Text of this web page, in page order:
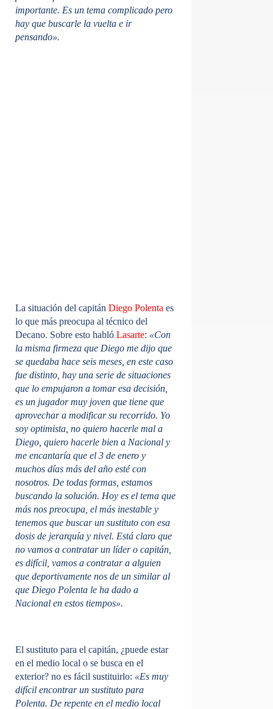
importante. Es un tema complicado pero
hay que buscarle la vuelta e ir
pensando».
La situación del capitán Diego Polenta es
lo que más preocupa al técnico del
Decano. Sobre esto habló Lasarte: «Con
la misma firmeza que Diego me dijo que
se quedaba hace seis meses, en este caso
fue distinto, hay una serie de situaciones
que lo empujaron a tomar esa decisión,
es un jugador muy joven que tiene que
aprovechar a modificar su recorrido. Yo
soy optimista, no quiero hacerle mal a
Diego, quiero hacerle bien a Nacional y
me encantaría que el 3 de enero y
muchos días más del año esté con
nosotros. De todas formas, estamos
buscando la solución. Hoy es el tema que
más nos preocupa, el más inestable y
tenemos que buscar un sustituto con esa
dosis de jerarquía y nivel. Está claro que
no vamos a contratar un líder o capitán,
es difícil, vamos a contratar a alguien
que deportivamente nos de un similar al
que Diego Polenta le ha dado a
Nacional en estos tiempos».
El sustituto para el capitán, ¿puede estar
en el medio local o se busca en el
exterior? no es fácil sustituirlo: «Es muy
difícil encontrar un sustituto para
Polenta. De repente en el medio local